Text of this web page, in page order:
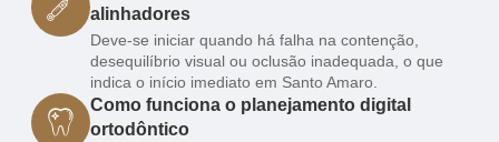
alinhadores
Deve-se iniciar quando há falha na contenção,
desequilíbrio visual ou oclusão inadequada, o que
indica o início imediato em Santo Amaro.
Como funciona o planejamento digital
ortodôntico